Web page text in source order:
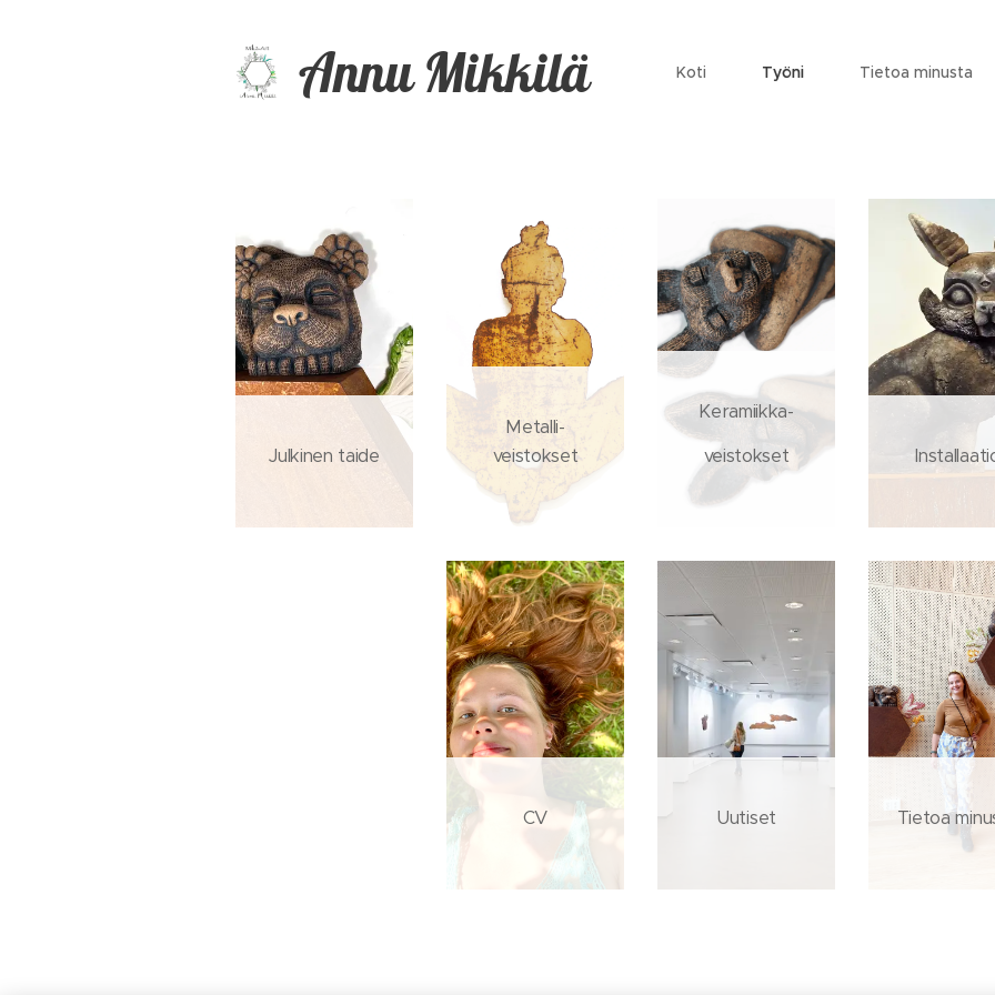
Annu Mikkilä Koti Työni Tietoa minusta
Julkinen taide
Metalli-
veistokset
Keramiikka-
veistokset
CV Uutiset Tietoa